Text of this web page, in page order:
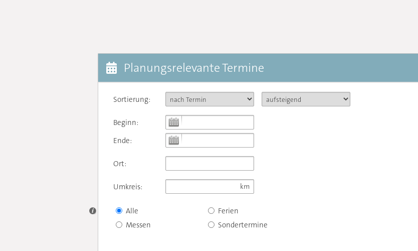
Planungsrelevante Termine
Sortierung:
Beginn:
Ende:
Ort:
Umkreis:
Alle
Messen
Ferien
Sondertermine